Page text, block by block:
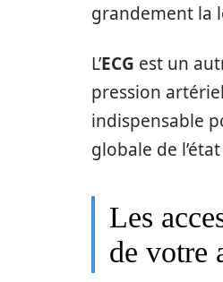
grandement la
L’ECG est un
pression
indispensable
globale de
Les
de votre